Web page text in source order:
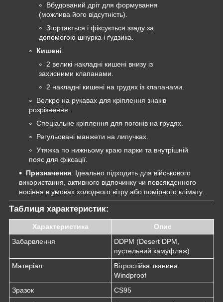
Вбудований дріт для формування
(можлива його відсутність).
Згортається і фіксується ззаду за
допомогою шнурка і ґудзика.
Кишені:
2 великі накладні кишені внизу із
захисними клапанами.
2 накладні кишені на грудях із клапанами.
Велкро на рукавах для кріплення знаків
розрізнення.
Спеціальне кріплення для погонів на грудях.
Регульовані манжети на липучках.
Утяжка по нижньому краю парки та внутрішній
пояс для фіксації.
Призначення: Ідеально підходить для військового
використання, активного відпочинку чи повсякденного
носіння в умовах холодного вітру або помірного клімату.
Таблиця характеристик:
Характеристика
Опис
Забарвлення
DDPM (Desert DPM,
пустельний камуфляж)
Матеріал
Вітростійка тканина
Windproof
Зразок
CS95